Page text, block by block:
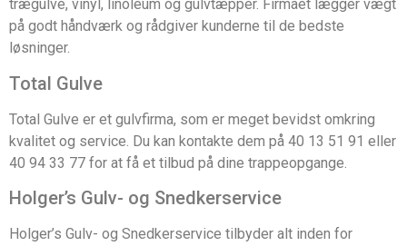
trægulve, vinyl, linoleum og gulvtæpper. Firmaet lægger vægt
på godt håndværk og rådgiver kunderne til de bedste
løsninger.
Total Gulve
Total Gulve er et gulvfirma, som er meget bevidst omkring
kvalitet og service. Du kan kontakte dem på 40 13 51 91 eller
40 94 33 77 for at få et tilbud på dine trappeopgange.
Holger’s Gulv- og Snedkerservice
Holger’s Gulv- og Snedkerservice tilbyder alt inden for